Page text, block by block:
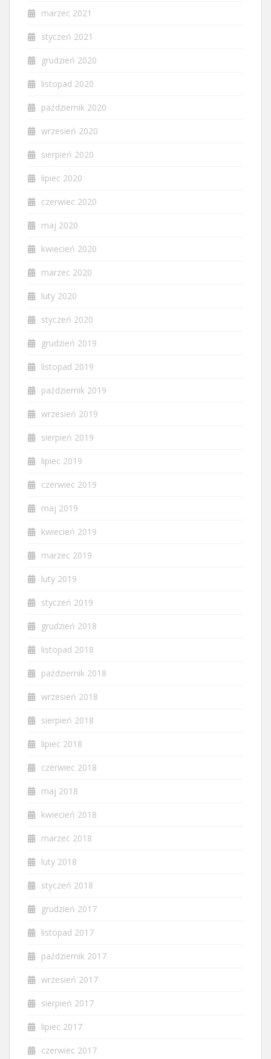
marzec 2021
styczeń 2021
grudzień 2020
listopad 2020
październik 2020
wrzesień 2020
sierpień 2020
lipiec 2020
czerwiec 2020
maj 2020
kwiecień 2020
marzec 2020
luty 2020
styczeń 2020
grudzień 2019
listopad 2019
październik 2019
wrzesień 2019
sierpień 2019
lipiec 2019
czerwiec 2019
maj 2019
kwiecień 2019
marzec 2019
luty 2019
styczeń 2019
grudzień 2018
listopad 2018
październik 2018
wrzesień 2018
sierpień 2018
lipiec 2018
czerwiec 2018
maj 2018
kwiecień 2018
marzec 2018
luty 2018
styczeń 2018
grudzień 2017
listopad 2017
październik 2017
wrzesień 2017
sierpień 2017
lipiec 2017
czerwiec 2017